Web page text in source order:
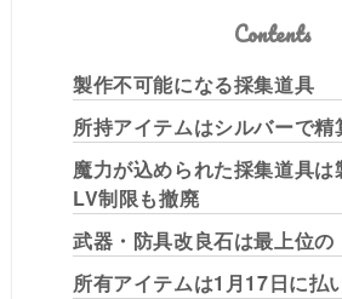
Contents
製作不可能になる採集道具
所持アイテムはシルバーで精
魔力が込められた採集道具
LV制限も撤廃
武器・防具改良石は最上位の
所有アイテムは1月17日に払